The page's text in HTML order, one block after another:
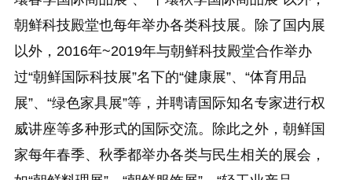
朝鲜科技殿堂也每年举办各类科技展。除了国内展
以外，2016年~2019年与朝鲜科技殿堂合作举办
过“朝鲜国际科技展”名下的“健康展”、“体育用品
展”、“绿色家具展”等，并聘请国际知名专家进行权
威讲座等多种形式的国际交流。除此之外，朝鲜国
家每年春季、秋季都举办各类与民生相关的展会，